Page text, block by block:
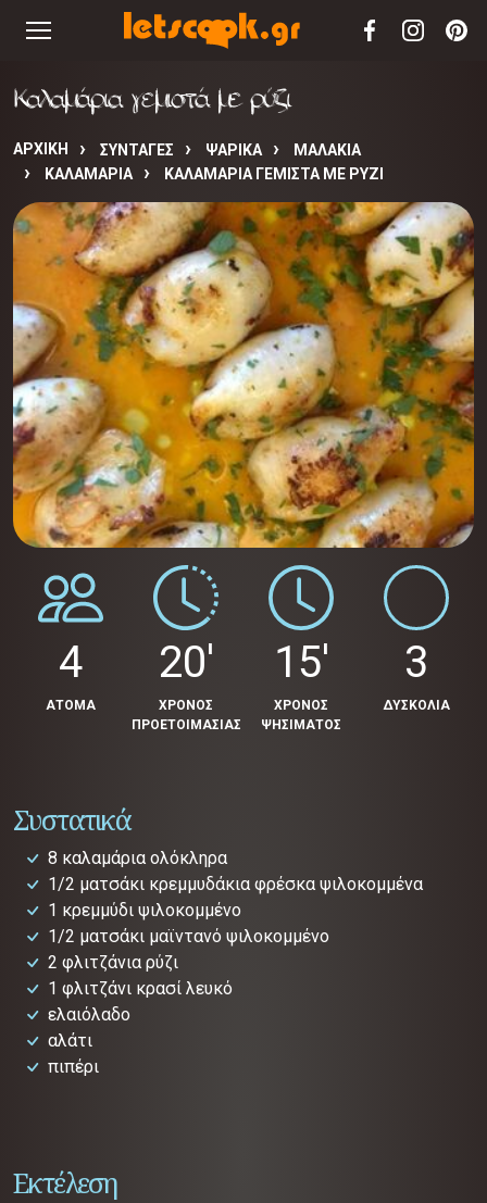
Καλαμάρια γεμιστά με ρύζι
ΑΡΧΙΚΉ ΣΥΝΤΑΓΈΣ ΨΑΡΙΚΑ
ΜΑΛΑΚΙΑ
ΚΑΛΑΜΑΡΙΑ
ΚΑΛΑΜΆΡΙΑ ΓΕΜΙΣΤΆ ΜΕ ΡΎΖΙ
4
ΑΤΟΜΑ
20'
ΧΡΟΝΟΣ
ΠΡΟΕΤΟΙΜΑΣΙΑΣ
15'
ΧΡΟΝΟΣ
ΨΗΣΙΜΑΤΟΣ
3
ΔΥΣΚΟΛΙΑ
Συστατικά
8 καλαμάρια ολόκληρα
1/2 ματσάκι κρεμμυδάκια φρέσκα ψιλοκομμένα
1 κρεμμύδι ψιλοκομμένο
1/2 ματσάκι μαϊντανό ψιλοκομμένο
2 φλιτζάνια ρύζι
1 φλιτζάνι κρασί λευκό
ελαιόλαδο
αλάτι
πιπέρι
Εκτέλεση